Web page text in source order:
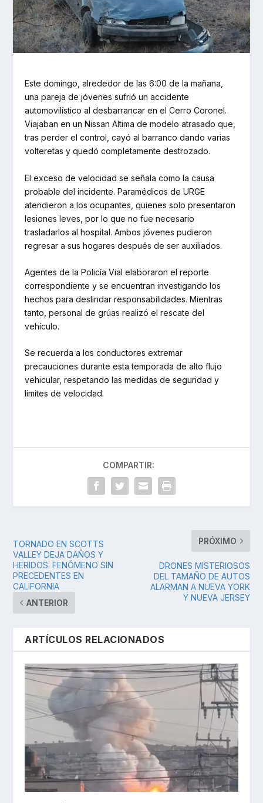
Este domingo, alrededor de las 6:00 de la mañana,
una pareja de jóvenes sufrió un accidente
automovilístico al desbarrancar en el Cerro Coronel.
Viajaban en un Nissan Altima de modelo atrasado que,
tras perder el control, cayó al barranco dando varias
volteretas y quedó completamente destrozado.
El exceso de velocidad se señala como la causa
probable del incidente. Paramédicos de URGE
atendieron a los ocupantes, quienes solo presentaron
lesiones leves, por lo que no fue necesario
trasladarlos al hospital. Ambos jóvenes pudieron
regresar a sus hogares después de ser auxiliados.
Agentes de la Policía Vial elaboraron el reporte
correspondiente y se encuentran investigando los
hechos para deslindar responsabilidades. Mientras
tanto, personal de grúas realizó el rescate del
vehículo.
Se recuerda a los conductores extremar
precauciones durante esta temporada de alto flujo
vehicular, respetando las medidas de seguridad y
límites de velocidad.
COMPARTIR:
TORNADO EN SCOTTS
VALLEY DEJA DAÑOS Y
HERIDOS: FENÓMENO SIN
PRECEDENTES EN
CALIFORNIA
ANTERIOR
PRÓXIMO
DRONES MISTERIOSOS
DEL TAMAÑO DE AUTOS
ALARMAN A NUEVA YORK
Y NUEVA JERSEY
ARTÍCULOS RELACIONADOS